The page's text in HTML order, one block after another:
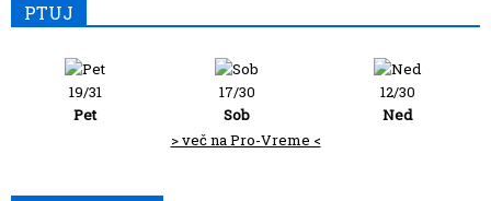
PTUJ
19/31
Pet
17/30
Sob
12/30
Ned
> več na Pro-Vreme <